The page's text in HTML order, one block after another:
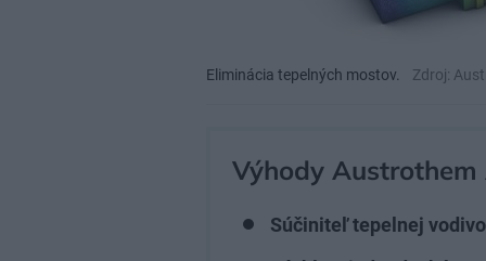
Eliminácia tepelných mostov. Zdroj:
Výhody
Súčiniteľ tepelnej